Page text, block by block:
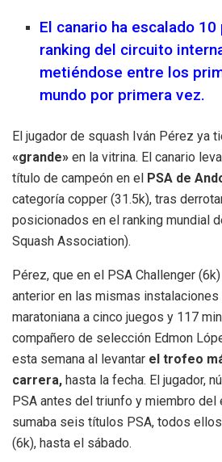
El canario ha escalado
ranking del circuito
metiéndose entre los
mundo por primera vez.
El jugador de squash Iván Pérez ya
«grande» en la vitrina. El canario
título de campeón en el
PSA de
categoría copper (31.5k), tras
posicionados en el ranking mundial
Squash Association).
Pérez, que en el PSA Challenger
anterior en las mismas instalaciones
maratoniana a cinco juegos y 117
compañero de selección Edmon
esta semana al levantar el trofeo
carrera, hasta la fecha. El jugador,
PSA antes del triunfo y miembro del
sumaba seis títulos PSA, todos
(6k), hasta el sábado.